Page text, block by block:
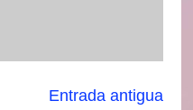
Entrada antigua